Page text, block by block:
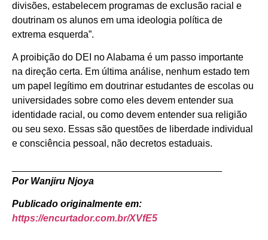
divisões, estabelecem programas de exclusão racial e
doutrinam os alunos em uma ideologia política de
extrema esquerda”.
A proibição do DEI no Alabama é um passo importante
na direção certa. Em última análise, nenhum estado tem
um papel legítimo em doutrinar estudantes de escolas ou
universidades sobre como eles devem entender sua
identidade racial, ou como devem entender sua religião
ou seu sexo. Essas são questões de liberdade individual
e consciência pessoal, não decretos estaduais.
Por Wanjiru Njoya
Publicado originalmente em:
https://encurtador.com.br/XVfE5